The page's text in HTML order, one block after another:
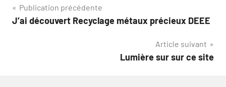
Navigation
de
Publication précédente
J’ai découvert Recyclage métaux précieux DEEE
Article suivant
Lumière sur sur ce site